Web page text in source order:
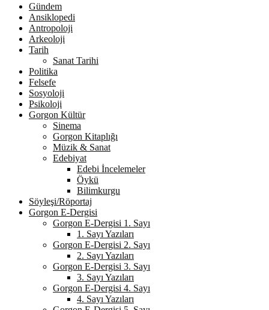
Gündem
Ansiklopedi
Antropoloji
Arkeoloji
Tarih
Sanat Tarihi
Politika
Felsefe
Sosyoloji
Psikoloji
Gorgon Kültür
Sinema
Gorgon Kitaplığı
Müzik & Sanat
Edebiyat
Edebi İncelemeler
Öykü
Bilimkurgu
Söyleşi/Röportaj
Gorgon E-Dergisi
Gorgon E-Dergisi 1. Sayı
1. Sayı Yazıları
Gorgon E-Dergisi 2. Sayı
2. Sayı Yazıları
Gorgon E-Dergisi 3. Sayı
3. Sayı Yazıları
Gorgon E-Dergisi 4. Sayı
4. Sayı Yazıları